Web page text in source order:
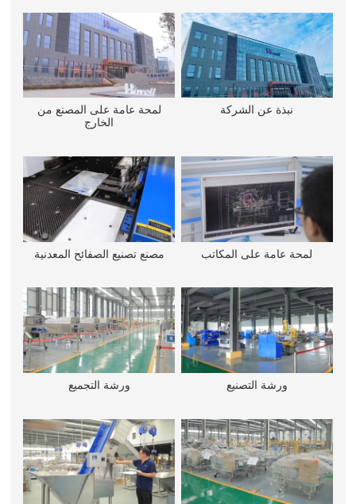
نبذة عن الشركة
لمحة عامة على المصنع من
الخارج
لمحة عامة على المكاتب مصنع تصنيع الصفائح المعدنية
ورشة التصنيع ورشة التجميع